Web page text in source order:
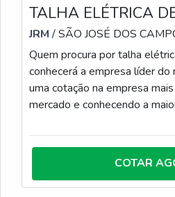
TALHA ELÉTRICA
JRM/ SÃO JOSÉ DOS
Quem procura por talha
conhecerá a empresa líder do
uma cotação na empresa
mercado e conhecendo a
SOBRE TALHA ELÉTRICA
corporação responsável,
empresa tem em seu escopo
COTAR